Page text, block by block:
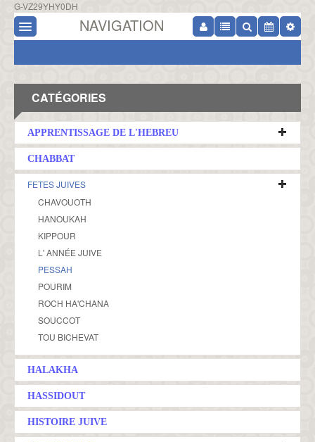
G-VZ29YHY0DH
NAVIGATION
CATÉGORIES
APPRENTISSAGE DE L'HEBREU
CHABBAT
FETES JUIVES
CHAVOUOTH
HANOUKAH
KIPPOUR
L' ANNÉE JUIVE
PESSAH
POURIM
ROCH HA'CHANA
SOUCCOT
TOU BICHEVAT
HALAKHA
HASSIDOUT
HISTOIRE JUIVE